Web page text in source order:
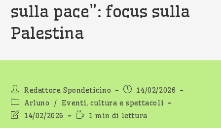
sulla pace”: focus sulla
Palestina
Autore
dell'articolo:
Redattore Spondeticino
Articolo
pubblicato:
14/02/2026
Categoria
dell'articolo:
Arluno / Eventi, cultura e spettacoli
Ultima14/02/2026
Tempo1 min di lettura